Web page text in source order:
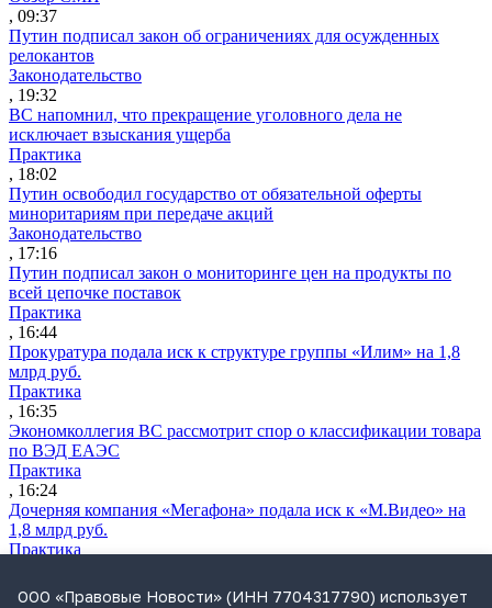
, 09:37
Путин подписал закон об ограничениях для осужденных
релокантов
Законодательство
, 19:32
ВС напомнил, что прекращение уголовного дела не
исключает взыскания ущерба
Практика
, 18:02
Путин освободил государство от обязательной оферты
миноритариям при передаче акций
Законодательство
, 17:16
Путин подписал закон о мониторинге цен на продукты по
всей цепочке поставок
Практика
, 16:44
Прокуратура подала иск к структуре группы «Илим» на 1,8
млрд руб.
Практика
, 16:35
Экономколлегия ВС рассмотрит спор о классификации товара
по ВЭД ЕАЭС
Практика
, 16:24
Дочерняя компания «Мегафона» подала иск к «М.Видео» на
1,8 млрд руб.
Практика
СИП проверит отмену патента на систему управления
ООО «Правовые Новости» (ИНН 7704317790) использует